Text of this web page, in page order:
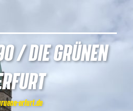
/ DIE GRÜNEN
erfurt.de